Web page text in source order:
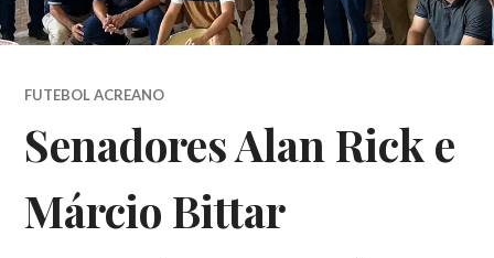
FUTEBOL ACREANO
Senadores Alan Rick e
Márcio Bittar